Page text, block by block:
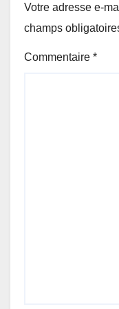
Votre adresse e-
champs
Commentaire *